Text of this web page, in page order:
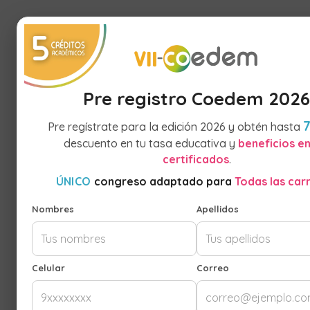
Pre registro Coedem 2026
Pre regístrate para la edición 2026 y obtén hasta
descuento en tu tasa educativa y beneficios
certificados.
ÚNICO congreso adaptado para Todas las
Nombres Apellidos
Celular Correo
TODAS